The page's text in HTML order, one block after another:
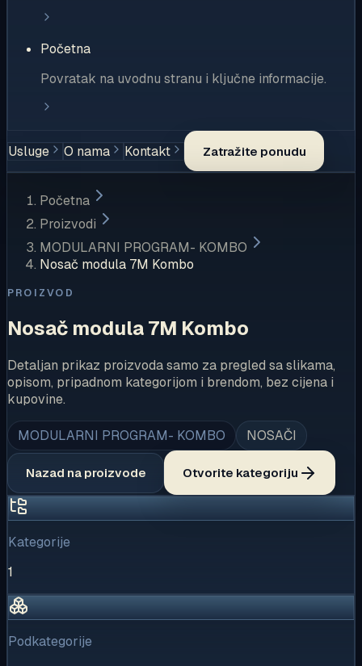
Početna
Povratak na uvodnu stranu i ključne informacije.
Usluge O nama Kontakt Zatražite ponudu
Početna
Proizvodi
MODULARNI PROGRAM- KOMBO
Nosač modula 7M Kombo
PROIZVOD
Nosač modula 7M Kombo
Detaljan prikaz proizvoda samo za pregled sa slikama,
opisom, pripadnom kategorijom i brendom, bez cijena i
kupovine.
MODULARNI PROGRAM- KOMBO NOSAČI
Nazad na proizvode Otvorite kategoriju
Kategorije
1
Podkategorije